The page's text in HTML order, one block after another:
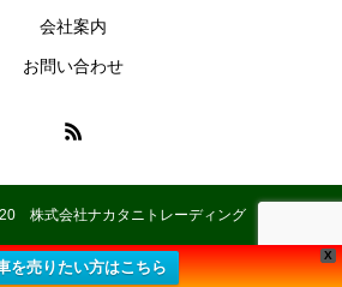
会社案内
お問い合わせ
株式会社ナカタニトレーディング
X
を売りたい方はこちら